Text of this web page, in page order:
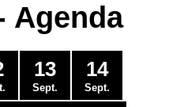
Agenda
13
Sept.
14
Sept.